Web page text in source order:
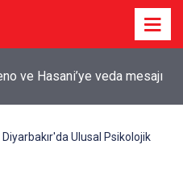
ve Hasani’ye veda mesajı
Diyarbakır'da Ulusal Psikolojik